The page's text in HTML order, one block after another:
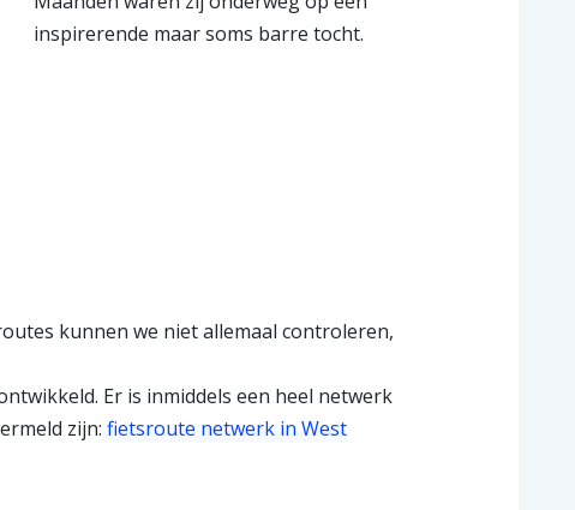
inspirerende maar soms barre tocht.
kunnen we niet allemaal controleren,
Er is inmiddels een heel netwerk
zijn: fietsroute netwerk in West